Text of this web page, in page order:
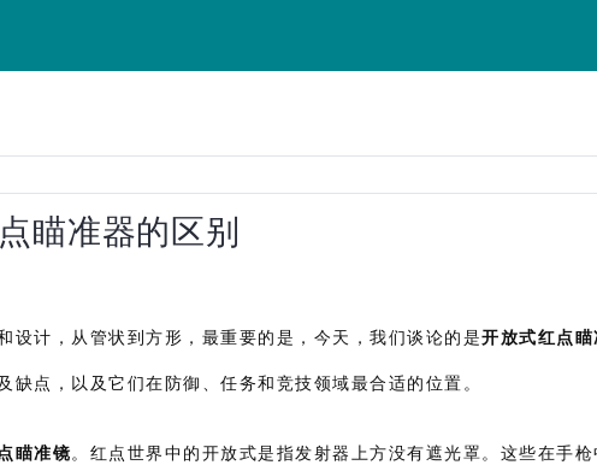
瞄准器的区别
设计，从管状到方形，最重要的是，今天，我们谈论的是开放式红点瞄
缺点，以及它们在防御、任务和竞技领域最合适的位置。
瞄准镜。红点世界中的开放式是指发射器上方没有遮光罩。这些在手